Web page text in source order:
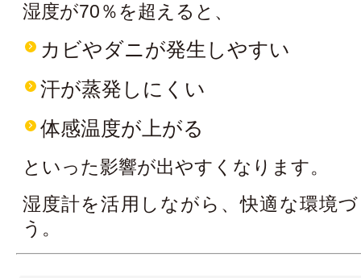
湿度が70％を超えると、
カビやダニが発生しやすい
汗が蒸発しにくい
体感温度が上がる
といった影響が出やすくなります。
湿度計を活用しながら、快適な環境
う。